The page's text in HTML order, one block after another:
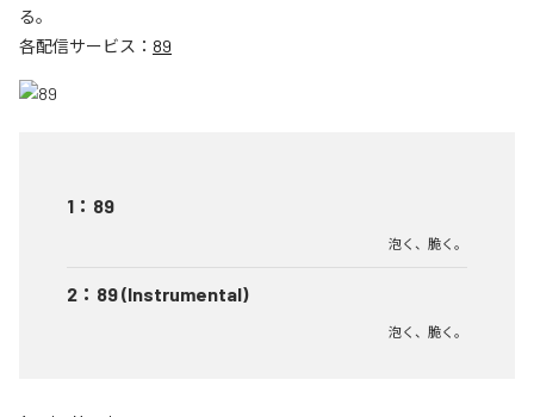
る。
各配信サービス： 89
1 ： 89
泡く、脆く。
2 ： 89 (Instrumental)
泡く、脆く。